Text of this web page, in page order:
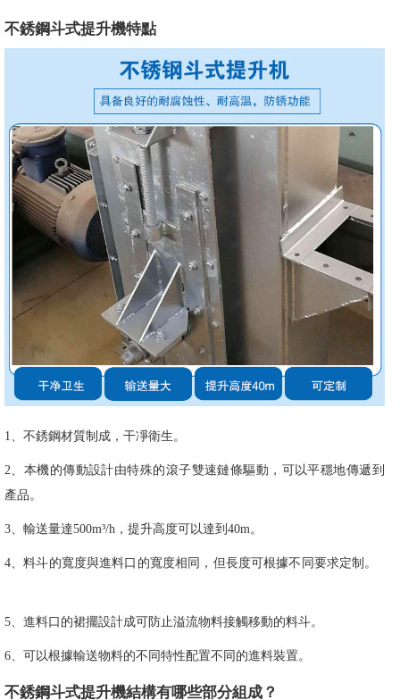
不銹鋼斗式提升機特點
1、不銹鋼材質制成，干凈衛生。
2、本機的傳動設計由特殊的滾子雙速鏈條驅動，可以平穩地傳遞到
產品。
3、輸送量達500m³/h，提升高度可以達到40m。
4、料斗的寬度與進料口的寬度相同，但長度可根據不同要求定制。
5、進料口的裙擺設計成可防止溢流物料接觸移動的料斗。
6、可以根據輸送物料的不同特性配置不同的進料裝置。
不銹鋼斗式提升機結構有哪些部分組成？